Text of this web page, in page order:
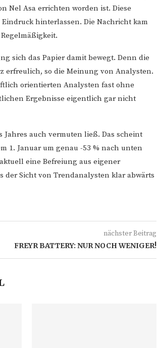
Nel Asa errichten worden ist. Diese
hinterlassen. Die Nachricht kam
sich das Papier damit bewegt. Denn die
erfreulich, so die Meinung von Analysten.
orientierten Analysten fast ohne
Ergebnisse eigentlich gar nicht
auch vermuten ließ. Das scheint
1. Januar um genau -53 % nach unten
eine Befreiung aus eigener
Sicht von Trendanalysten klar abwärts
nächster Beitrag
FREYR BATTERY: NUR NOCH WENIGER!